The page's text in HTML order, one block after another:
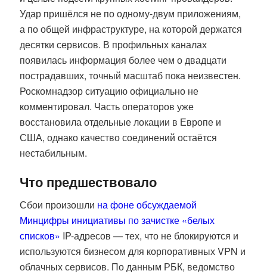
Удар пришёлся не по одному-двум приложениям,
а по общей инфраструктуре, на которой держатся
десятки сервисов. В профильных каналах
появилась информация более чем о двадцати
пострадавших, точный масштаб пока неизвестен.
Роскомнадзор ситуацию официально не
комментировал. Часть операторов уже
восстановила отдельные локации в Европе и
США, однако качество соединений остаётся
нестабильным.
Что предшествовало
Сбои произошли на фоне обсуждаемой
Минцифры инициативы по зачистке «белых
списков» IP-адресов — тех, что не блокируются и
используются бизнесом для корпоративных VPN и
облачных сервисов. По данным РБК, ведомство